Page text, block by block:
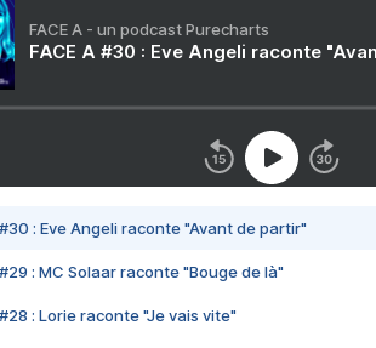
FACE A - un podcast Purecharts
FACE A #30 : Eve Angeli raconte
#30 : Eve Angeli raconte "Avant de partir"
#29 : MC Solaar raconte "Bouge de là"
#28 : Lorie raconte "Je vais vite"